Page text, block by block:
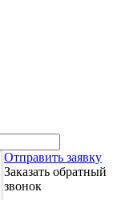
Отправить заявку
Заказать обратный
звонок